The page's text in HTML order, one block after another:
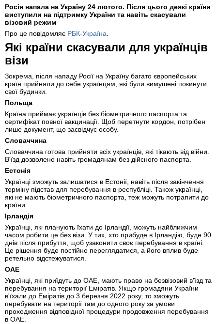
Росія напала на Україну 24 лютого. Після цього деякі країни
виступили на підтримку України та навіть скасували
візовий режим
Про це повідомляє РБК-Україна
Які країни скасували для українців
візи
Зокрема, після нападу Росії на Україну багато європейських
країн прийняли до себе українцям, які були вимушені покинути
свої будинки.
Польща
Країна приймає українців без біометричного паспорта та
сертифікат повної вакцинації. Щоб перетнути кордон, потрібен
лише документ, що засвідчує особу.
Словаччина
Словаччина готова прийняти всіх українців, які тікають від війни.
В'їзд дозволено навіть громадянам без дійсного паспорта.
Естонія
Українці зможуть залишатися в Естонії, навіть після закінчення
терміну підстав для перебування в республіці. Також українці,
які не мають біометричного паспорта, теж можуть потрапити до
країни.
Ірландія
Українці, які планують їхати до Ірландії, можуть найближчим
часом робити це без візи. У тих, хто прибуде в Ірландію, буде 90
днів після прибуття, щоб узаконити своє перебування в країні.
Це рішення буде постійно переглядатися, а його вплив буде
ретельно відстежуватися.
ОАЕ
Українці, які приїдуть до ОАЕ, мають право на безвізовий в'їзд та
перебування на території Еміратів. Якщо громадяни України
в'їхали до Еміратів до 3 березня 2022 року, то зможуть
перебувати на території там до одного року за умови
проходження відповідної процедури продовження перебування
в ОАЕ.